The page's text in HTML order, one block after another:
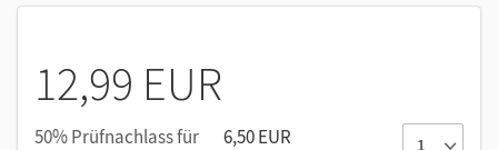
12,99 EUR
50% Prüfnachlass für
6,50 EUR